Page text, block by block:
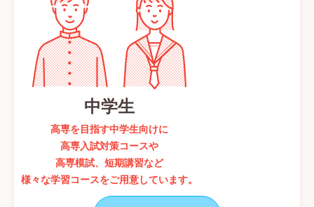
中学生
高専を目指す中学生向けに
高専入試対策コースや
高専模試、短期講習など
様々な学習コースをご用意しています。